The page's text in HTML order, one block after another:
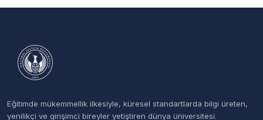
Eğitimde mükemmellik ilkesiyle, küresel standartlarda bilgi üreten,
yenilikçi ve girişimci bireyler yetiştiren dünya üniversitesi.